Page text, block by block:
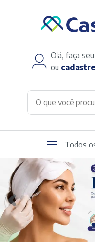
Olá, faça seu
ou
Todos